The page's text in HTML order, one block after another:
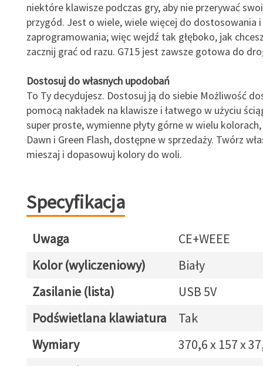
niektóre klawisze podczas gry, aby nie przerywać
przygód. Jest o wiele, wiele więcej do dostosowania i
zaprogramowania; więc wejdź tak głęboko, jak
zacznij grać od razu. G715 jest zawsze gotowa do
Dostosuj do własnych upodobań
To Ty decydujesz. Dostosuj ją do siebie Możliwość
pomocą nakładek na klawisze i łatwego w użyciu
super proste, wymienne płyty górne w wielu
Dawn i Green Flash, dostępne w sprzedaży. Twórz
mieszaj i dopasowuj kolory do woli.
Specyfikacja
Uwaga
CE+WEEE
Kolor (wyliczeniowy)
Biały
Zasilanie (lista)
USB 5V
Podświetlana klawiatura
Tak
Wymiary
370,6 x 157 x